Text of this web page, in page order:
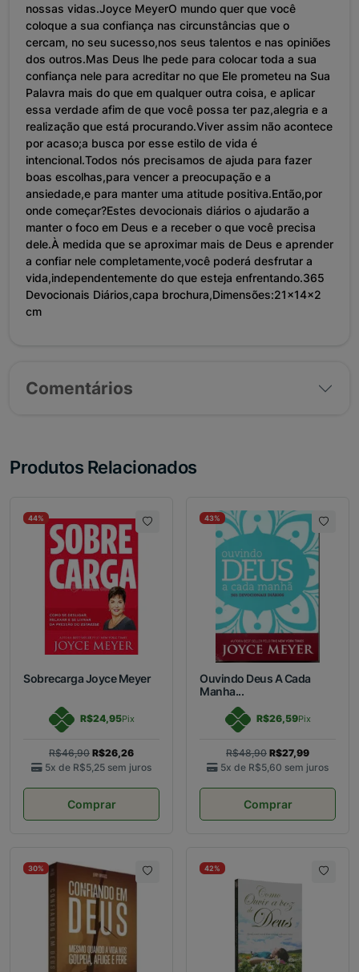
nossas vidas.Joyce MeyerO mundo quer que você
coloque a sua confiança nas circunstâncias que o
cercam, no seu sucesso,nos seus talentos e nas opiniões
dos outros.Mas Deus lhe pede para colocar toda a sua
confiança nele para acreditar no que Ele prometeu na Sua
Palavra mais do que em qualquer outra coisa, e aplicar
essa verdade afim de que você possa ter paz,alegria e a
realização que está procurando.Viver assim não acontece
por acaso;a busca por esse estilo de vida é
intencional.Todos nós precisamos de ajuda para fazer
boas escolhas,para vencer a preocupação e a
ansiedade,e para manter uma atitude positiva.Então,por
onde começar?Estes devocionais diários o ajudarão a
manter o foco em Deus e a receber o que você precisa
dele.À medida que se aproximar mais de Deus e aprender
a confiar nele completamente,você poderá desfrutar a
vida,independentemente do que esteja enfrentando.365
Devocionais Diários,capa brochura,Dimensões:21x14x2
cm
Comentários
Produtos Relacionados
44%
Sobrecarga Joyce Meyer
R$24,95Pix
R$46,90 R$26,26
5x de R$5,25 sem juros
Comprar
43%
Ouvindo Deus A Cada
Manha...
R$26,59Pix
R$48,90 R$27,99
5x de R$5,60 sem juros
Comprar
30% 42%